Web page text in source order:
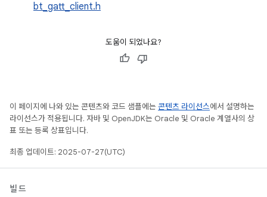
bt_gatt_client.h
도움이 되었나요?
이 페이지에 나와 있는 콘텐츠와 코드 샘플에는 콘텐츠 라이선스에서 설명하는
라이선스가 적용됩니다. 자바 및 OpenJDK는 Oracle 및 Oracle 계열사의 상
표 또는 등록 상표입니다.
최종 업데이트: 2025-07-27(UTC)
빌드